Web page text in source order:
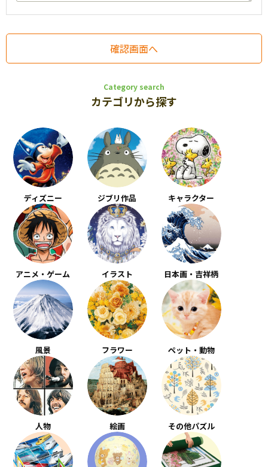
Category search
カテゴリから探す
ディズニー ジブリ作品 キャラクター
アニメ・ゲーム イラスト 日本画・吉祥柄
風景 フラワー ペット・動物
人物 絵画 その他パズル